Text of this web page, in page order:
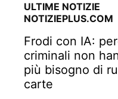
ULTIME NOTIZIE
NOTIZIEPLUS.COM
Frodi con IA:
criminali non
più bisogno di
carte